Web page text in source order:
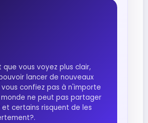
que vous voyez plus clair,
lancer de nouveaux
confiez pas à n'importe
ne peut pas partager
et certains risquent de les